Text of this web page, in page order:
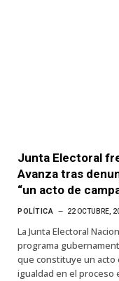
Junta Electoral
Avanza tras
“un acto de
POLÍTICA 22 OCTUBRE,
La Junta Electoral
programa
que constituye un acto
igualdad en el proceso